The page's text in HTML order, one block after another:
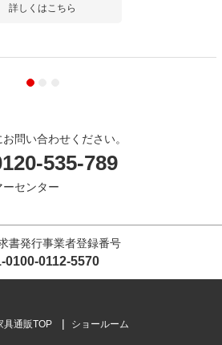
詳しくはこちら
問い合わせください。
535-789
ーセンター
書発行事業者登録番号
0100-0112-5570
具通販TOP ショールーム